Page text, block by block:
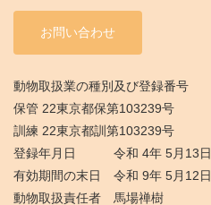
お問い合わせ
動物取扱業の種別及び登録番号
保管 22東京都保第103239号
訓練 22東京都訓第103239号
登録年月日 令和 4年 5月13日
有効期間の末日 令和 9年 5月12日
動物取扱責任者 馬場禅樹